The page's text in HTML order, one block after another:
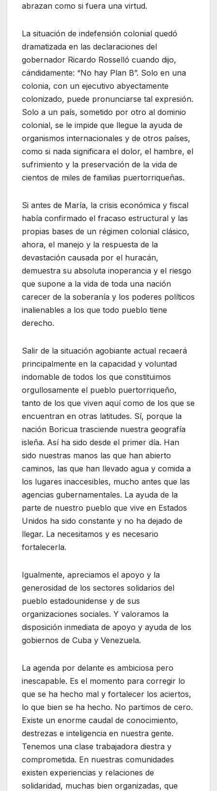
abrazan como si fuera una virtud.
La situación de indefensión colonial quedó
dramatizada en las declaraciones del
gobernador Ricardo Rosselló cuando dijo,
cándidamente: “No hay Plan B”. Solo en una
colonia, con un ejecutivo abyectamente
colonizado, puede pronunciarse tal expresión.
Solo a un país, sometido por otro al dominio
colonial, se le impide que llegue la ayuda de
organismos internacionales y de otros países,
como si nada significara el dolor, el hambre, el
sufrimiento y la preservación de la vida de
cientos de miles de familias puertorriqueñas.
Si antes de María, la crisis económica y fiscal
había confirmado el fracaso estructural y las
propias bases de un régimen colonial clásico,
ahora, el manejo y la respuesta de la
devastación causada por el huracán,
demuestra su absoluta inoperancia y el riesgo
que supone a la vida de toda una nación
carecer de la soberanía y los poderes políticos
inalienables a los que todo pueblo tiene
derecho.
Salir de la situación agobiante actual recaerá
principalmente en la capacidad y voluntad
indomable de todos los que constituimos
orgullosamente el pueblo puertorriqueño,
tanto de los que viven aquí como de los que se
encuentran en otras latitudes. Sí, porque la
nación Boricua trasciende nuestra geografía
isleña. Así ha sido desde el primer día. Han
sido nuestras manos las que han abierto
caminos, las que han llevado agua y comida a
los lugares inaccesibles, mucho antes que las
agencias gubernamentales. La ayuda de la
parte de nuestro pueblo que vive en Estados
Unidos ha sido constante y no ha dejado de
llegar. La necesitamos y es necesario
fortalecerla.
Igualmente, apreciamos el apoyo y la
generosidad de los sectores solidarios del
pueblo estadounidense y de sus
organizaciones sociales. Y valoramos la
disposición inmediata de apoyo y ayuda de los
gobiernos de Cuba y Venezuela.
La agenda por delante es ambiciosa pero
inescapable. Es el momento para corregir lo
que se ha hecho mal y fortalecer los aciertos,
lo que bien se ha hecho. No partimos de cero.
Existe un enorme caudal de conocimiento,
destrezas e inteligencia en nuestra gente.
Tenemos una clase trabajadora diestra y
comprometida. En nuestras comunidades
existen experiencias y relaciones de
solidaridad, muchas bien organizadas, que